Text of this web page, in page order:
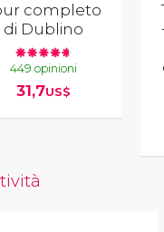
completo
di Dublino
449 opinioni
31,7US$